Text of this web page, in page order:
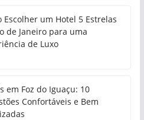
Escolher um Hotel 5 Estrelas
de Janeiro para uma
de Luxo
em Foz do Iguaçu: 10
Confortáveis e Bem